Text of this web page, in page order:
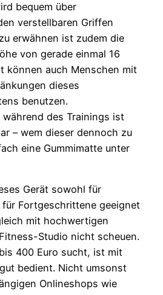
bequem über
verstellbaren Griffen
erwähnen ist zudem die
von gerade einmal 16
können auch Menschen mit
dieses
benutzen.
während des Trainings ist
– wem dieser dennoch zu
eine Gummimatte unter
Gerät sowohl für
für Fortgeschrittene geeignet
mit hochwertigen
Studio nicht scheuen.
400 Euro sucht, ist mit
bedient. Nicht umsonst
Onlineshops wie